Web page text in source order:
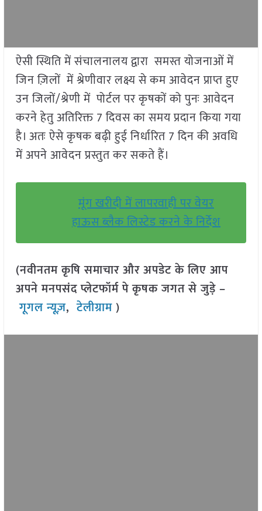
ऐसी स्थिति में संचालनालय द्वारा समस्त योजनाओं में
जिन ज़िलों में श्रेणीवार लक्ष्य से कम आवेदन प्राप्त हुए
उन जिलों/श्रेणी में पोर्टल पर कृषकों को पुनः आवेदन
करने हेतु अतिरिक्त 7 दिवस का समय प्रदान किया गया
है। अतः ऐसे कृषक बढ़ी हुई निर्धारित 7 दिन की अवधि
में अपने आवेदन प्रस्तुत कर सकते हैं।
मूंग खरीदी में लापरवाही पर वेयर
हाऊस ब्लैक लिस्टेड करने के निर्देश
(नवीनतम कृषि समाचार और अपडेट के लिए आप
अपने मनपसंद प्लेटफॉर्म पे कृषक जगत से जुड़े –
गूगल न्यूज़,टेलीग्राम )